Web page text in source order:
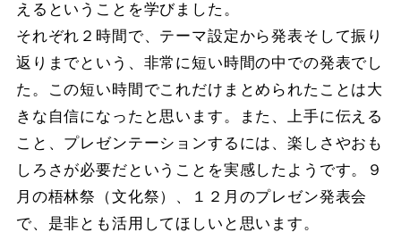
えるということを学びました。
それぞれ２時間で、テーマ設定から発表そして振り
返りまでという、非常に短い時間の中での発表でし
た。この短い時間でこれだけまとめられたことは大
きな自信になったと思います。また、上手に伝える
こと、プレゼンテーションするには、楽しさやおも
しろさが必要だということを実感したようです。９
月の梧林祭（文化祭）、１２月のプレゼン発表会
で、是非とも活用してほしいと思います。